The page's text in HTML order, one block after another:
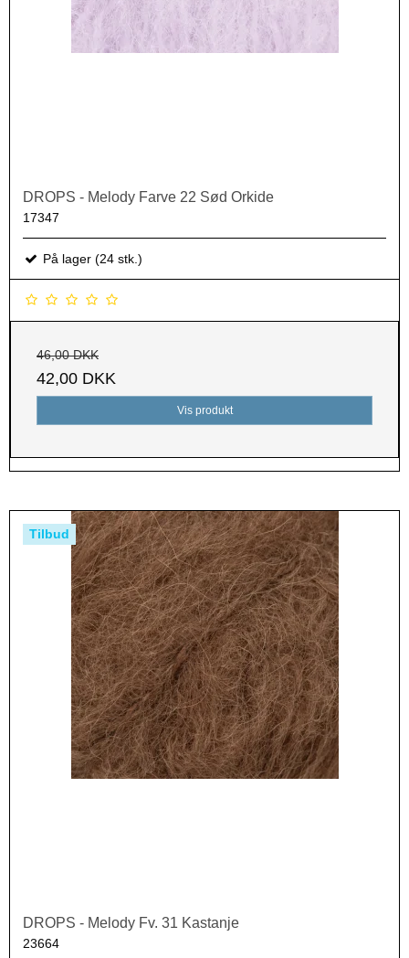
DROPS - Melody Farve 22 Sød Orkide
17347
På lager (24 stk.)
46,00 DKK
42,00 DKK
Vis produkt
Tilbud
DROPS - Melody Fv. 31 Kastanje
23664